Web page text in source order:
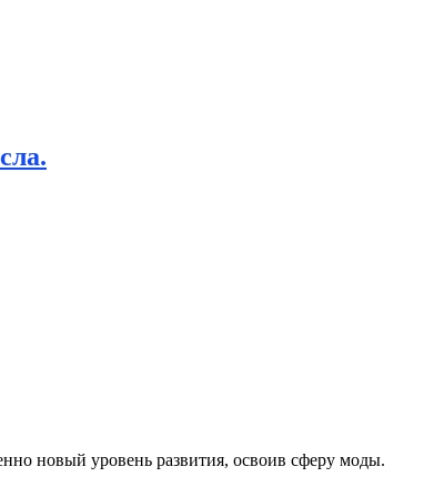
новый уровень развития, освоив сферу моды.